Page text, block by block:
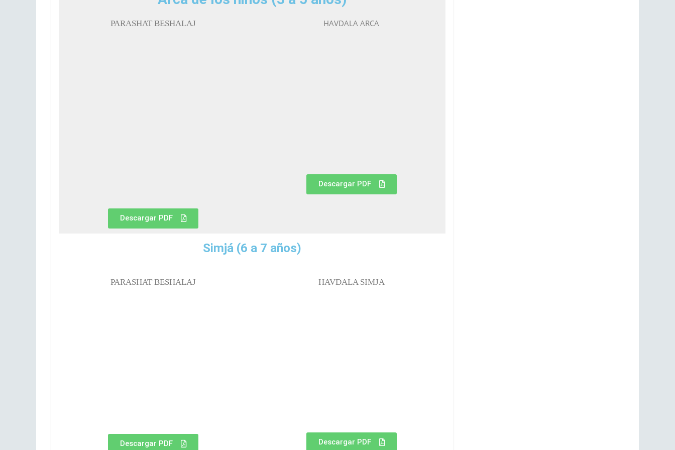
PARASHAT BESHALAJ
Descargar PDF
HAVDALA ARCA
Descargar PDF
Simjá (6 a 7 años)
PARASHAT BESHALAJ
Descargar PDF
HAVDALA SIMJA
Descargar PDF